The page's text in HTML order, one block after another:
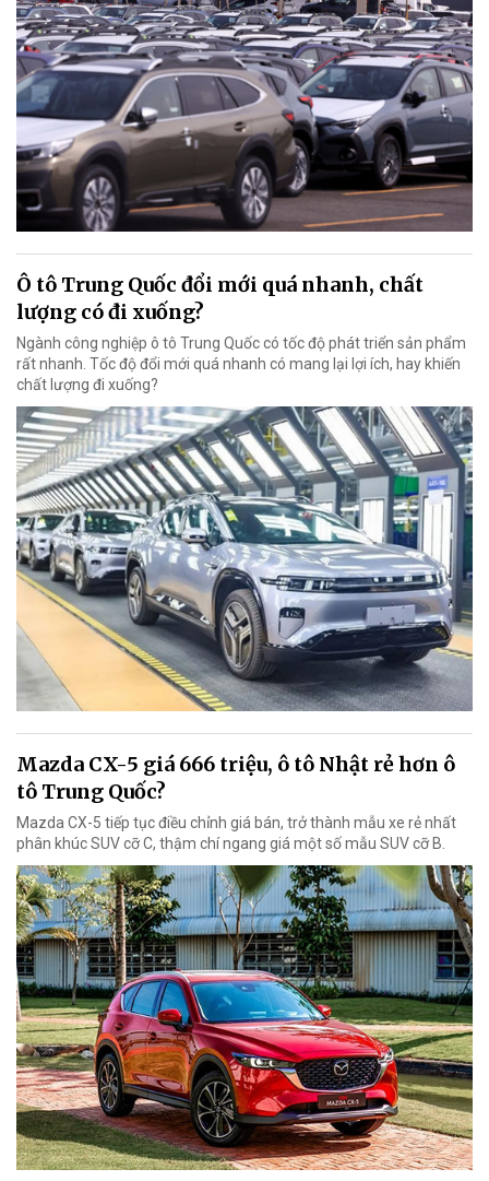
Ô tô Trung Quốc đổi mới quá nhanh, chất
lượng có đi xuống?
Ngành công nghiệp ô tô Trung Quốc có tốc độ phát triển sản phẩm
rất nhanh. Tốc độ đổi mới quá nhanh có mang lại lợi ích, hay khiến
chất lượng đi xuống?
Mazda CX-5 giá 666 triệu, ô tô Nhật rẻ hơn ô
tô Trung Quốc?
Mazda CX-5 tiếp tục điều chỉnh giá bán, trở thành mẫu xe rẻ nhất
phân khúc SUV cỡ C, thậm chí ngang giá một số mẫu SUV cỡ B.